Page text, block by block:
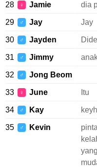
28 ♀ Jamie dia
29 ♂ Jay Jay
30 ♂ Jayden
31 ♂ Jimmy
32 ♂ Jong Beom
33 ♀ June Itu
34 ♂ Kay
35 ♂ Kevin